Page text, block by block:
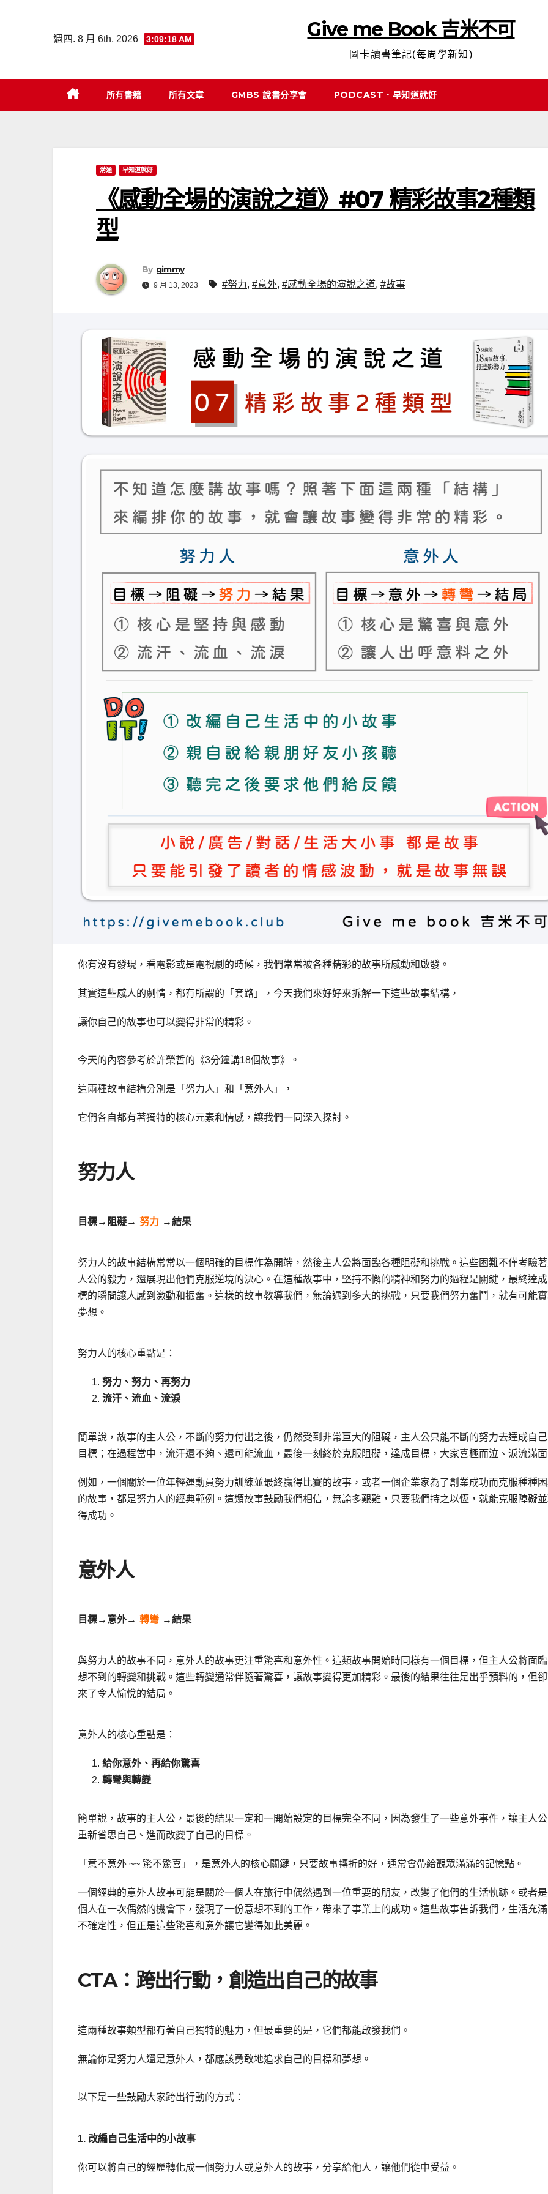
週四. 8 月 6th, 2026 3:09:19 AM Give me Book 吉米不可
圖卡讀書筆記(每周學新知)
所有書籍 所有文章 GMBS 說書分享會 PODCAST．早知道就好
溝通 早知道就好
《感動全場的演說之道》#07 精彩故事2種類
型
By gimmy
9 月 13, 2023 #努力, #意外, #感動全場的演說之道, #故事
你有沒有發現，看電影或是電視劇的時候，我們常常被各種精彩的故事所感動和啟發。
其實這些感人的劇情，都有所謂的「套路」，今天我們來好好來拆解一下這些故事結構，
讓你自己的故事也可以變得非常的精彩。
今天的內容參考於許榮哲的《3分鐘講18個故事》。
這兩種故事結構分別是「努力人」和「意外人」，
它們各自都有著獨特的核心元素和情感，讓我們一同深入探討。
努力人
目標→阻礙→ 努力 →結果
努力人的故事結構常常以一個明確的目標作為開端，然後主人公將面臨各種阻礙和挑戰。這些困難不僅考驗
人公的毅力，還展現出他們克服逆境的決心。在這種故事中，堅持不懈的精神和努力的過程是關鍵，最終達成
標的瞬間讓人感到激動和振奮。這樣的故事教導我們，無論遇到多大的挑戰，只要我們努力奮鬥，就有可能
夢想。
努力人的核心重點是：
努力、努力、再努力
流汗、流血、流淚
簡單說，故事的主人公，不斷的努力付出之後，仍然受到非常巨大的阻礙，主人公只能不斷的努力去達成自
目標；在過程當中，流汗還不夠、還可能流血，最後一刻終於克服阻礙，達成目標，大家喜極而泣、淚流滿面
例如，一個關於一位年輕運動員努力訓練並最終贏得比賽的故事，或者一個企業家為了創業成功而克服種種
的故事，都是努力人的經典範例。這類故事鼓勵我們相信，無論多艱難，只要我們持之以恆，就能克服障礙
得成功。
意外人
目標→ 意外→ 轉彎 →結果
與努力人的故事不同，意外人的故事更注重驚喜和意外性。這類故事開始時同樣有一個目標，但主人公將面
想不到的轉變和挑戰。這些轉變通常伴隨著驚喜，讓故事變得更加精彩。最後的結果往往是出乎預料的，但
來了令人愉悅的結局。
意外人的核心重點是：
給你意外、再給你驚喜
轉彎與轉變
簡單說，故事的主人公，最後的結果一定和一開始設定的目標完全不同，因為發生了一些意外事件，讓主人
重新省思自己、進而改變了自己的目標。
「意不意外 ~~ 驚不驚喜」，是意外人的核心關鍵，只要故事轉折的好，通常會帶給觀眾滿滿的記憶點。
一個經典的意外人故事可能是關於一個人在旅行中偶然遇到一位重要的朋友，改變了他們的生活軌跡。或者
個人在一次偶然的機會下，發現了一份意想不到的工作，帶來了事業上的成功。這些故事告訴我們，生活充滿
不確定性，但正是這些驚喜和意外讓它變得如此美麗。
CTA：跨出行動，創造出自己的故事
這兩種故事類型都有著自己獨特的魅力，但最重要的是，它們都能啟發我們。
無論你是努力人還是意外人，都應該勇敢地追求自己的目標和夢想。
以下是一些鼓勵大家跨出行動的方式：
1. 改編自己生活中的小故事
你可以將自己的經歷轉化成一個努力人或意外人的故事，分享給他人，讓他們從中受益。